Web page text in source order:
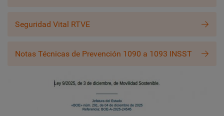
Seguridad Vital RTVE
Notas Técnicas de Prevención 1090 a 1093 INSST